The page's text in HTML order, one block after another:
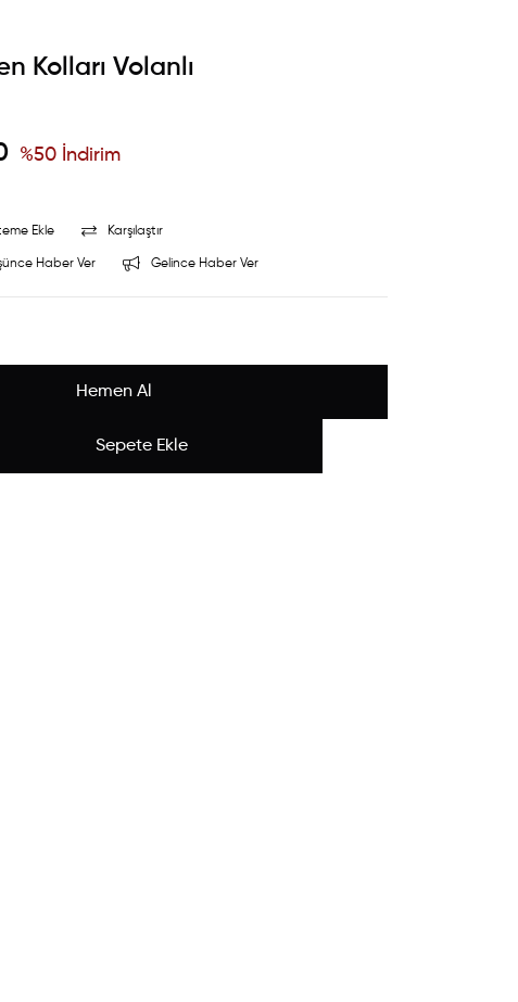
Kolları Volanlı
%50İndirim
Ekle Karşılaştır
Haber Ver Gelince Haber Ver